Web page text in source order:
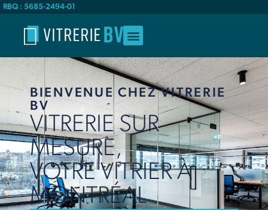
RBQ : 5685-2494-01
BIENVENUE CHEZ VITRERIE
BV
VITRERIE SUR
MESURE,
VOTRE VITRIER À
MONTRÉAL